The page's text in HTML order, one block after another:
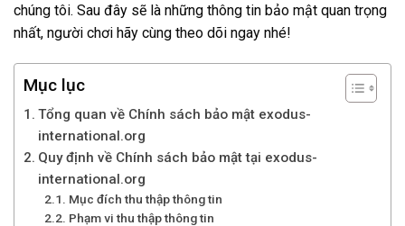
chúng tôi. Sau đây sẽ là những thông tin bảo mật quan trọng
nhất, người chơi hãy cùng theo dõi ngay nhé!
Mục lục
Tổng quan về Chính sách bảo mật exodus-
international.org
Quy định về Chính sách bảo mật tại exodus-
international.org
Mục đích thu thập thông tin
Phạm vi thu thập thông tin